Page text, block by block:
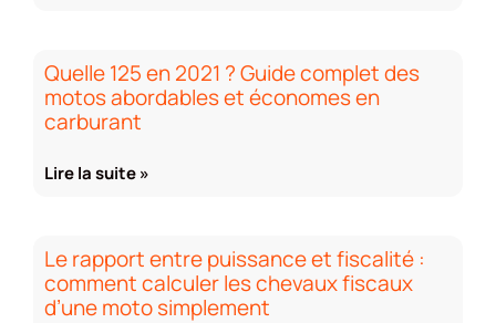
Quelle 125 en 2021 ? Guide complet des
motos abordables et économes en
carburant
Lire la suite »
Le rapport entre puissance et fiscalité :
comment calculer les chevaux fiscaux
d’une moto simplement